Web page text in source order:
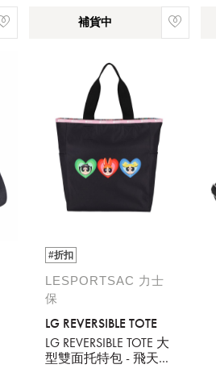
補貨中
#折扣
LESPORTSAC 力士
保
LG REVERSIBLE TOTE
LG REVERSIBLE TOTE 大
型雙面托特包 - 飛天小